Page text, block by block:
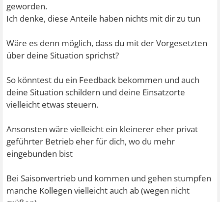
geworden.
Ich denke, diese Anteile haben nichts mit dir zu tun
Wäre es denn möglich, dass du mit der Vorgesetzten
über deine Situation sprichst?
So könntest du ein Feedback bekommen und auch
deine Situation schildern und deine Einsatzorte
vielleicht etwas steuern.
Ansonsten wäre vielleicht ein kleinerer eher privat
geführter Betrieb eher für dich, wo du mehr
eingebunden bist
Bei Saisonvertrieb und kommen und gehen stumpfen
manche Kollegen vielleicht auch ab (wegen nicht